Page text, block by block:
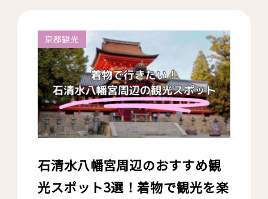
京都観光
石清水八幡宮周辺のおすすめ観
光スポット3選！着物で観光を楽